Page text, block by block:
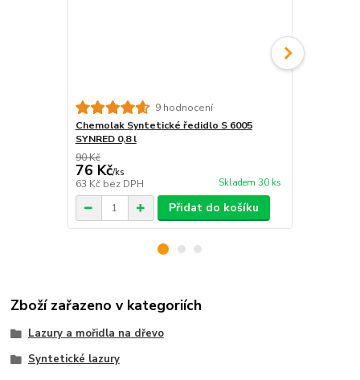
9 hodnocení
Chemolak Syntetické ředidlo S 6005
SYNRED 0,8 l
90 Kč
76 Kč/ks
63 Kč bez DPH Skladem 30 ks
Přidat do košíku
Zboží zařazeno v kategoriích
Lazury a mořidla na dřevo
Syntetické lazury